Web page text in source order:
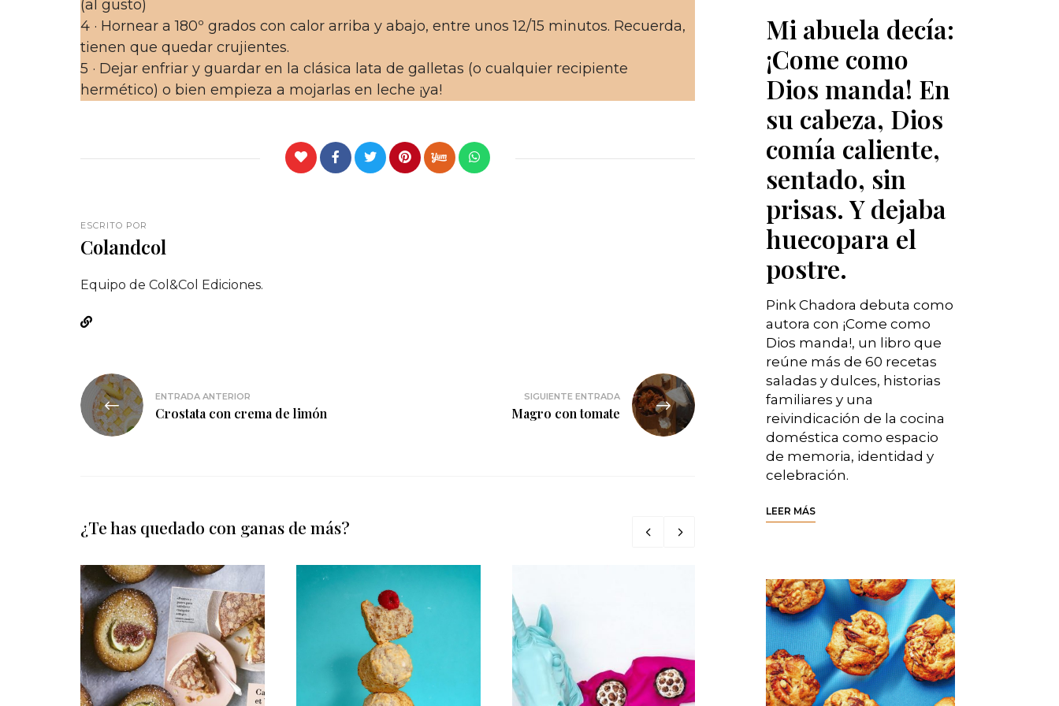
(al gusto)
4 · Hornear a 180º grados con calor arriba y abajo, entre unos 12/15 minutos. Recuerda,
tienen que quedar crujientes.
5 · Dejar enfriar y guardar en la clásica lata de galletas (o cualquier recipiente
hermético) o bien empieza a mojarlas en leche ¡ya!
ESCRITO POR
Colandcol
Equipo de Col&Col Ediciones.
Navegación
de
entradas
ENTRADA ANTERIOR
Crostata con crema de limón
SIGUIENTE ENTRADA
Magro con tomate
¿Te has quedado con ganas de más?
Mi abuela decía:
¡Come como
Dios manda! En
su cabeza, Dios
comía caliente,
sentado, sin
prisas. Y dejaba
huecopara el
postre.
Pink Chadora debuta como
autora con ¡Come como
Dios manda!, un libro que
reúne más de 60 recetas
saladas y dulces, historias
familiares y una
reivindicación de la cocina
doméstica como espacio
de memoria, identidad y
celebración.
LEER MÁS